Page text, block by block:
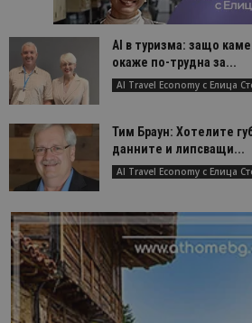
AI в туризма: защо
окаже по-трудна за...
AI Travel Economy с Елица
Тим Браун: Хотелите
данните и липсващи...
AI Travel Economy с Елица